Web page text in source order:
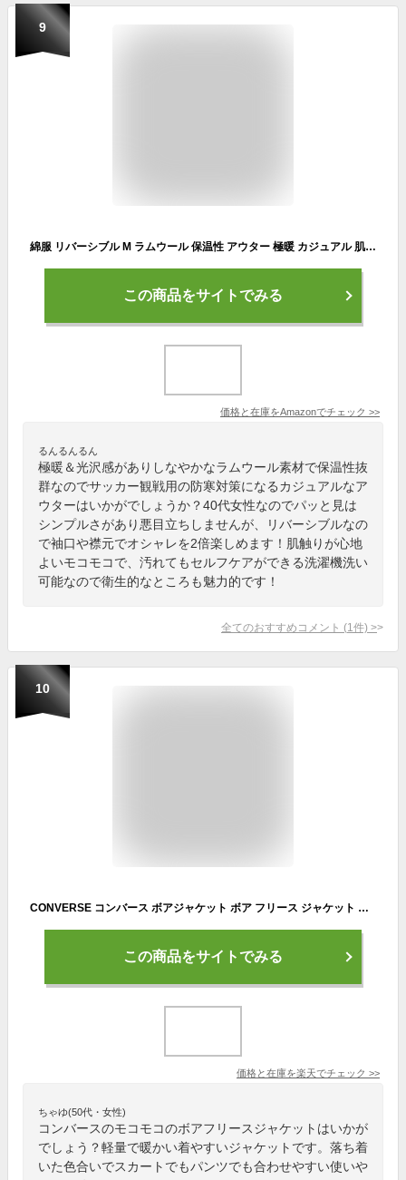
9
綿服 リバーシブル M ラムウール 保温性 アウター 極暖 カジュアル 肌触 お尻カバー上着 アプリコット モコモコ ふんわり かわいい チェック柄 ラペル おしゃれ 洗濯機洗い可 暖かい 記念日 パーティー デート
この商品をサイトでみる
価格と在庫をAmazonでチェック >>
るんるんるん
極暖＆光沢感がありしなやかなラムウール素材で保温性抜
群なのでサッカー観戦用の防寒対策になるカジュアルなア
ウターはいかがでしょうか？40代女性なのでパッと見は
シンプルさがあり悪目立ちしませんが、リバーシブルなの
で袖口や襟元でオシャレを2倍楽しめます！肌触りが心地
よいモコモコで、汚れてもセルフケアができる洗濯機洗い
可能なので衛生的なところも魅力的です！
全てのおすすめコメント (1 件) >
10
CONVERSE コンバース ボアジャケット ボア フリース ジャケット ブルゾン レディース アウター ボアブルゾン 秋 冬 ジップアップ ボアフリース ポケット付き スタンドカラー フードなし フリース ハイネック 防寒 あったか もこもこ 軽量 厚手 アウトドア LL/3L 大きいサイズ
この商品をサイトでみる
価格と在庫を楽天でチェック >>
ちゃゆ(50代・女性)
コンバースのモコモコのボアフリースジャケットはいかが
でしょう？軽量で暖かい着やすいジャケットです。落ち着
いた色合いでスカートでもパンツでも合わせやすい使いや